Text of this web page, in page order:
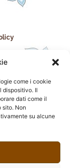
come i cookie
dispositivo. Il
dati come il
sito. Non
su alcune